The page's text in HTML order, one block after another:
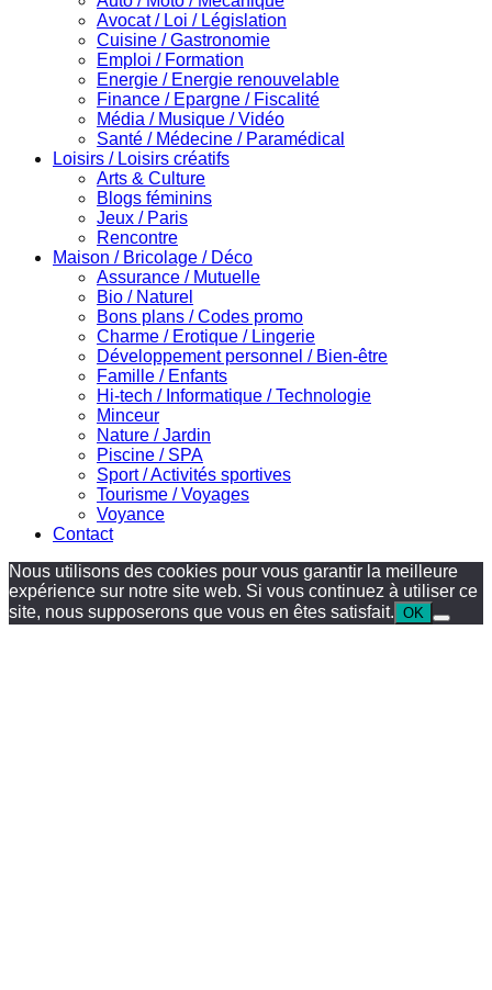
Avocat / Loi / Législation
Cuisine / Gastronomie
Emploi / Formation
Energie / Energie renouvelable
Finance / Epargne / Fiscalité
Média / Musique / Vidéo
Santé / Médecine / Paramédical
Loisirs / Loisirs créatifs
Arts & Culture
Blogs féminins
Jeux / Paris
Rencontre
Maison / Bricolage / Déco
Assurance / Mutuelle
Bio / Naturel
Bons plans / Codes promo
Charme / Erotique / Lingerie
Développement personnel / Bien-être
Famille / Enfants
Hi-tech / Informatique / Technologie
Minceur
Nature / Jardin
Piscine / SPA
Sport / Activités sportives
Tourisme / Voyages
Voyance
Contact
Nous utilisons des cookies pour vous garantir la meilleure
expérience sur notre site web. Si vous continuez à utiliser ce
site, nous supposerons que vous en êtes satisfait. OK